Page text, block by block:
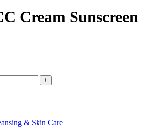
Cream Sunscreen
& Skin Care